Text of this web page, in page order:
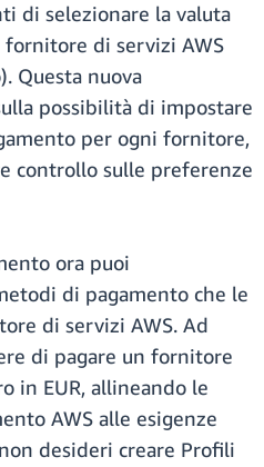
di selezionare la valuta
di servizi AWS
Questa nuova
possibilità di impostare
per ogni fornitore,
controllo sulle preferenze
ora puoi
di pagamento che le
di servizi AWS. Ad
di pagare un fornitore
in EUR, allineando le
AWS alle esigenze
desideri creare Profili